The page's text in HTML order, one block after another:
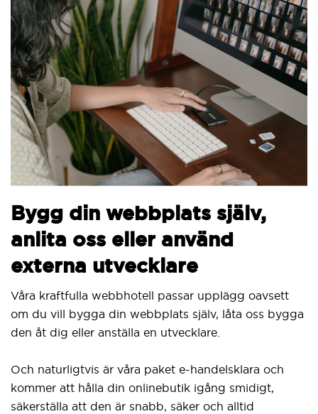
Bygg din webbplats själv,
anlita oss eller använd
externa utvecklare
Våra kraftfulla webbhotell passar upplägg oavsett
om du vill bygga din webbplats själv, låta oss bygga
den åt dig eller anställa en utvecklare.
Och naturligtvis är våra paket e-handelsklara och
kommer att hålla din onlinebutik igång smidigt,
säkerställa att den är snabb, säker och alltid